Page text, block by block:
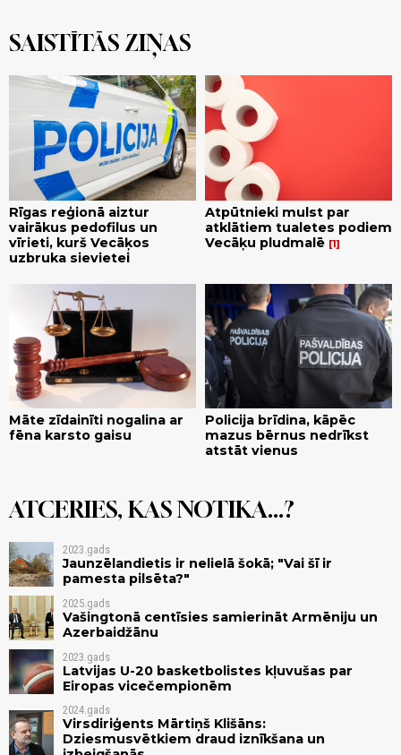
SAISTĪTĀS ZIŅAS
Rīgas reģionā aiztur
vairākus pedofilus un
vīrieti, kurš Vecāķos
uzbruka sievietei
Atpūtnieki mulst par
atklātiem tualetes podiem
Vecāķu pludmalē 1
Māte zīdainīti nogalina ar
fēna karsto gaisu
Policija brīdina, kāpēc
mazus bērnus nedrīkst
atstāt vienus
ATCERIES, KAS NOTIKA...?
2023.gads
Jaunzēlandietis ir nelielā šokā; "Vai šī ir
pamesta pilsēta?"
2025.gads
Vašingtonā centīsies samierināt Armēniju un
Azerbaidžānu
2023.gads
Latvijas U-20 basketbolistes kļuvušas par
Eiropas vicečempionēm
2024.gads
Virsdiriģents Mārtiņš Klišāns:
Dziesmusvētkiem draud iznīkšana un